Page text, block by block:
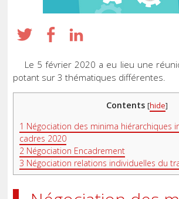
Le 5 février 2020 a eu lieu une
potant sur 3 thématiques différentes.
Contents [hide]
1 Négociation des minima hiérarchiques
cadres 2020
2 Négociation Encadrement
3 Négociation relations individuelles du